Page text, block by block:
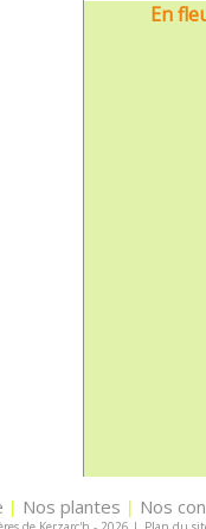
En
| Nos plantes | Nos